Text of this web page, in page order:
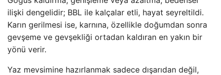
ilişki dengelidir; BBL ile kalçalar etli, hayat seyreltildi.
Karın gerilmesi ise, karnına, özellikle doğumdan sonra
gevşeme ve gevşekliği ortadan kaldıran en yakın bir
yönü verir.
Yaz mevsimine hazırlanmak sadece dışarıdan değil,